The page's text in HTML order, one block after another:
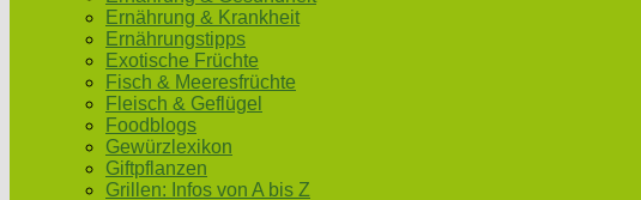
Ernährung & Krankheit
Ernährungstipps
Exotische Früchte
Fisch & Meeresfrüchte
Fleisch & Geflügel
Foodblogs
Gewürzlexikon
Giftpflanzen
Grillen: Infos von A bis Z